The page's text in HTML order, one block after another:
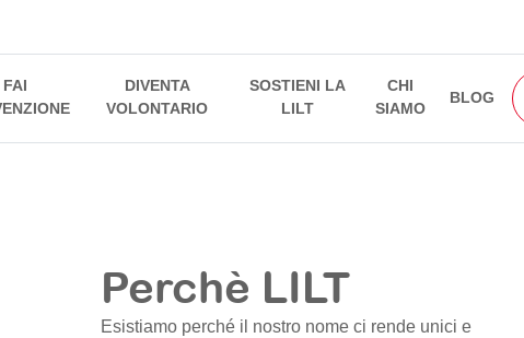
FAI
DIVENTA
VOLONTARIO
SOSTIENI LA
LILT
CHI
SIAMO
BLOG
Perchè LILT
Esistiamo perché il nostro nome ci rende unici e